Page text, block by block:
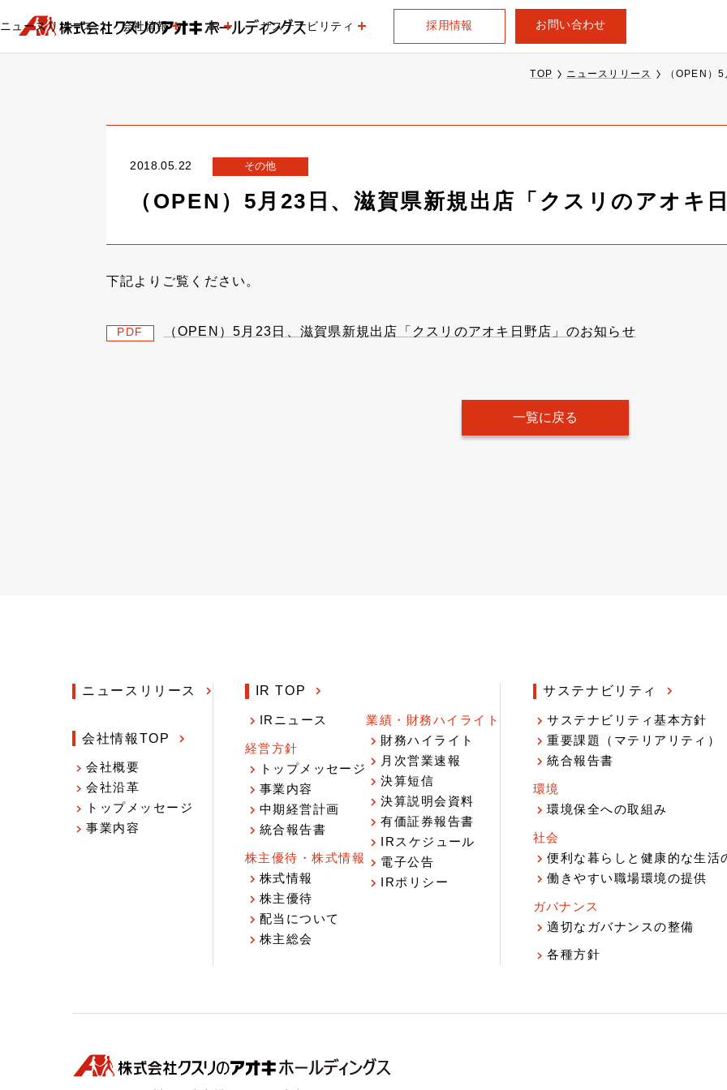
ニュースリリース 会社情報 IR サステナビリティ 採用情報 お問い合わせ
TOP ニュースリリース （OPEN）
2018.05.22 その他
（OPEN）5月23日、滋賀県新規出店「クスリのアオキ
下記よりご覧ください。
PDF （OPEN）5月23日、滋賀県新規出店「クスリのアオキ日野店」のお知らせ
一覧に戻る
ニュースリリース
会社情報TOP
会社概要
会社沿革
トップメッセージ
事業内容
IR TOP
IRニュース
経営方針
トップメッセージ
事業内容
中期経営計画
統合報告書
株主優待・株式情報
株式情報
株主優待
配当について
株主総会
業績・財務ハイライト
財務ハイライト
月次営業速報
決算短信
決算説明会資料
有価証券報告書
IRスケジュール
電子公告
IRポリシー
サステナビリティ
サステナビリティ基本方針
重要課題（マテリアリティ）
統合報告書
環境
環境保全への取組み
社会
便利な暮らしと健康的な生活
働きやすい職場環境の提供
ガバナンス
適切なガバナンスの整備
各種方針